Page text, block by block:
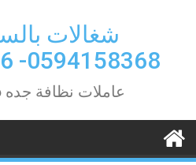
شغالات
0594158368- 0581440346
عاملات نظافة جده 0581440346